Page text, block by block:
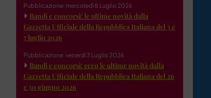
Pubblicazione: mercoledì 8 Luglio 2026
Bandi e concorsi: le ultime novità dalla
Gazzetta Ufficiale della Repubblica Italiana del 3 e
7 luglio 2026
Pubblicazione: venerdì 3 Luglio 2026
Bandi e concorsi: ecco le ultime novità dalla
Gazzetta Ufficiale della Repubblica Italiana del 26
e 30 giugno 2026